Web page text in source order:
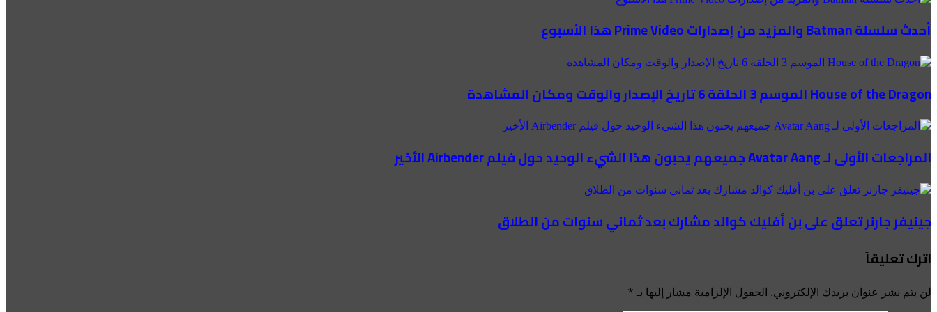
أحدث سلسلة Batman والمزيد من إصدارات Prime Video هذا الأسبوع
House of the Dragon الموسم 3 الحلقة 6 تاريخ الإصدار والوقت ومكان المشاهدة
المراجعات الأولى لـ Avatar Aang جميعهم يحبون هذا الشيء الوحيد حول فيلم Airbender الأخير
جينيفر جارنر تعلق على بن أفليك كوالد مشارك بعد ثماني سنوات من الطلاق
اترك تعليقاً
لن يتم نشر عنوان بريدك الإلكتروني. الحقول الإلزامية مشار إليها بـ *